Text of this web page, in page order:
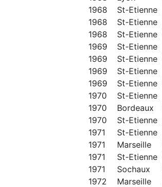
1968
St-Etienne
1968
St-Etienne
1968
St-Etienne
1969
St-Etienne
1969
St-Etienne
1969
St-Etienne
1969
St-Etienne
1970
St-Etienne
1970
Bordeaux
1970
St-Etienne
1971
St-Etienne
1971
Marseille
1971
St-Etienne
1971
Sochaux
1972
Marseille